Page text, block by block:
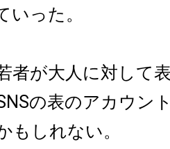
いった。
者が大人に対して
の表のアカウン
もしれない。